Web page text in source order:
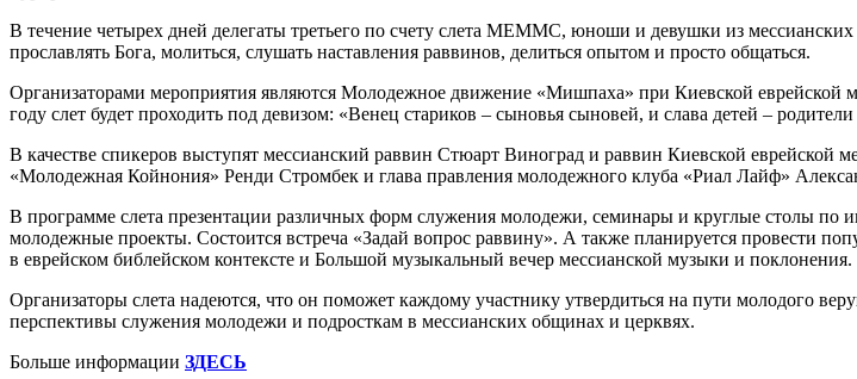
В течение четырех дней делегаты третьего по счету слета МЕММС, юноши и девушки из
прославлять Бога, молиться, слушать наставления раввинов, делиться опытом и просто общаться.
Организаторами мероприятия являются Молодежное движение «Мишпаха» при Киевской
году слет будет проходить под девизом: «Венец стариков – сыновья сыновей, и слава детей –
В качестве спикеров выступят мессианский раввин Стюарт Виноград и раввин Киевской еврейской
«Молодежная Койнония» Ренди Стромбек и глава правления молодежного клуба «Риал Лайф»
В программе слета презентации различных форм служения молодежи, семинары и круглые столы по
молодежные проекты. Состоится встреча «Задай вопрос раввину». А также планируется провести
в еврейском библейском контексте и Большой музыкальный вечер мессианской музыки и поклонения.
Организаторы слета надеются, что он поможет каждому участнику утвердиться на пути молодого
перспективы служения молодежи и подросткам в мессианских общинах и церквях.
Больше информации ЗДЕСЬ